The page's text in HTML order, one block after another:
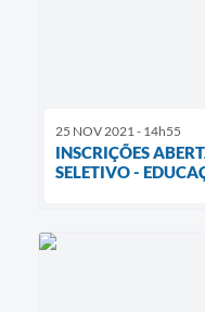
25 NOV 2021 - 14h55
INSCRIÇÕES
SELETIVO -